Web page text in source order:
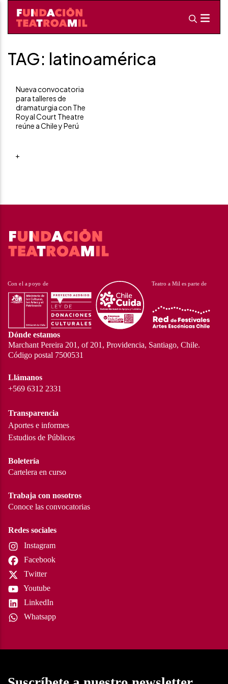
TAG: latinoamérica
Nueva convocatoria
para talleres de
dramaturgia con The
Royal Court Theatre
reúne a Chile y Perú
+
Dónde estamos
Marchant Pereira 201, of 201, Providencia, Santiago, Chile.
Código postal 7500531
Llámanos
+569 6312 2331
Transparencia
Aportes e informes
Estudios de Públicos
Boletería
Cartelera en curso
Trabaja con nosotros
Conoce las convocatorias
Redes sociales
Instagram
Facebook
Twitter
Youtube
LinkedIn
Whatsapp